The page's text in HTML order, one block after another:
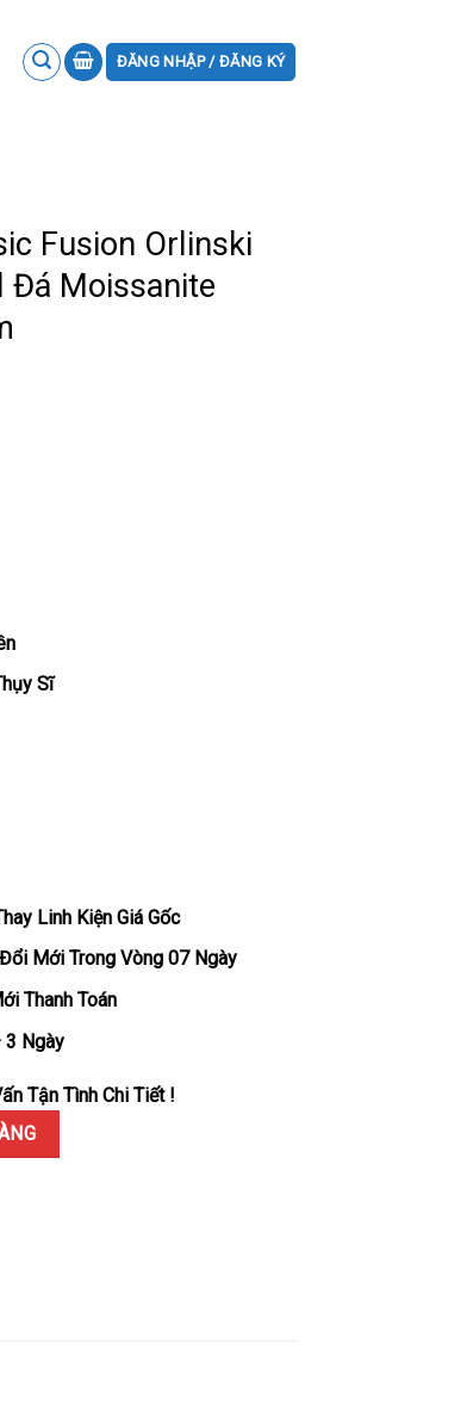
ĐĂNG NHẬP / ĐĂNG KÝ
Fusion Orlinski
Đá Moissanite
Sĩ
Linh Kiện Giá Gốc
Mới Trong Vòng 07 Ngày
Thanh Toán
3 Ngày
Tận Tình Chi Tiết !
Màu Đen Độ Full Đá Moissanite Replica 1:1 HBF 40mm